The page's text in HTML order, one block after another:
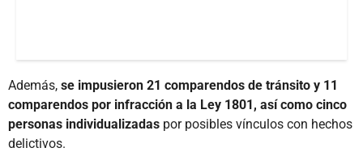
Además, se impusieron 21 comparendos de tránsito y 11
comparendos por infracción a la Ley 1801, así como cinco
personas individualizadas por posibles vínculos con hechos
delictivos.